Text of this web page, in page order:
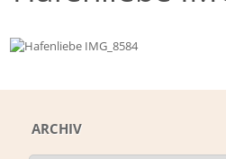
ARCHIV